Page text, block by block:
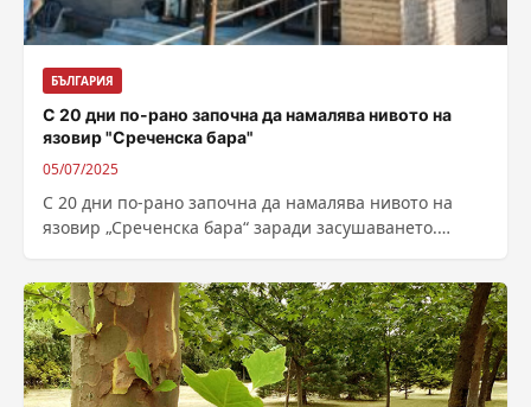
БЪЛГАРИЯ
С 20 дни по-рано започна да намалява нивото на
язовир "Среченска бара"
05/07/2025
С 20 дни по-рано започна да намалява нивото на
язовир „Среченска бара“ заради засушаването.